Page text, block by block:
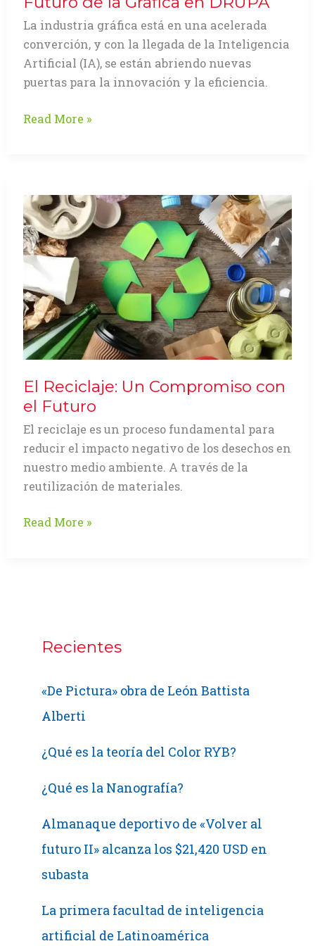
La industria gráfica está en una acelerada
converción, y con la llegada de la Inteligencia
Artificial (IA), se están abriendo nuevas
puertas para la innovación y la eficiencia.
La
las
Competencias
Laborales:
El
Futuro
de
la
Gráfica
en
DRUPA
Read More »
El Reciclaje: Un Compromiso con
el Futuro
El reciclaje es un proceso fundamental para
reducir el impacto negativo de los desechos en
nuestro medio ambiente. A través de la
reutilización de materiales.
El
Read More »
Recientes
«De Pictura» obra de León Battista
Alberti
¿Qué es la teoría del Color RYB?
¿Qué es la Nanografía?
Almanaque deportivo de «Volver al
futuro II» alcanza los $21,420 USD en
subasta
La primera facultad de inteligencia
artificial de Latinoamérica